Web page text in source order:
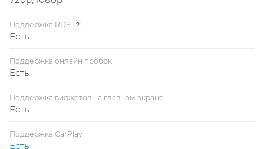
Поддержка RDS ?
Есть
Поддержка онлайн пробок
Есть
Поддержка виджетов на главном экране
Есть
Поддержка CarPlay
Есть